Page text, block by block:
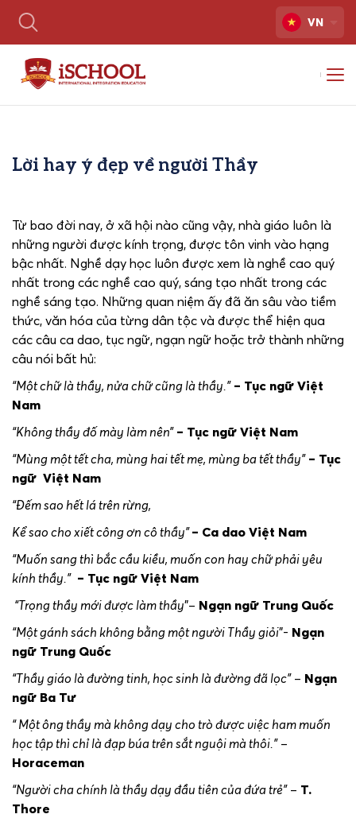
VN
Lời hay ý đẹp về người Thầy
Từ bao đời nay, ở xã hội nào cũng vậy, nhà giáo luôn là
những người được kính trọng, được tôn vinh vào hạng
bậc nhất. Nghề dạy học luôn được xem là nghề cao quý
nhất trong các nghề cao quý, sáng tạo nhất trong các
nghề sáng tạo. Những quan niệm ấy đã ăn sâu vào tiềm
thức, văn hóa của từng dân tộc và được thể hiện qua
các câu ca dao, tục ngữ, ngạn ngữ hoặc trở thành những
câu nói bất hủ:
“Một chữ là thầy, nửa chữ cũng là thầy.” – Tục ngữ Việt
Nam
“Không thầy đố mày làm nên”– Tục ngữ Việt Nam
“Mùng một tết cha, mùng hai tết mẹ, mùng ba tết thầy” – Tục
ngữ Việt Nam
“Đếm sao hết lá trên rừng,
Kể sao cho xiết công ơn cô thầy” – Ca dao Việt Nam
“Muốn sang thì bắc cầu kiều, muốn con hay chữ phải yêu
kính thầy.” – Tục ngữ Việt Nam
“Trọng thầy mới được làm thầy”– Ngạn ngữ Trung Quốc
“Một gánh sách không bằng một người Thầy giỏi”- Ngạn
ngữ Trung Quốc
“Thầy giáo là đường tinh, học sinh là đường đã lọc”– Ngạn
ngữ Ba Tư
“ Một ông thầy mà không dạy cho trò được việc ham muốn
học tập thì chỉ là đạp búa trên sắt nguội mà thôi.”–
Horaceman
“Người cha chính là thầy dạy đầu tiên của đứa trẻ”– T.
Thore